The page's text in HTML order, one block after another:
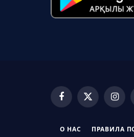
Facebook
X
О НАС ПРАВИЛА